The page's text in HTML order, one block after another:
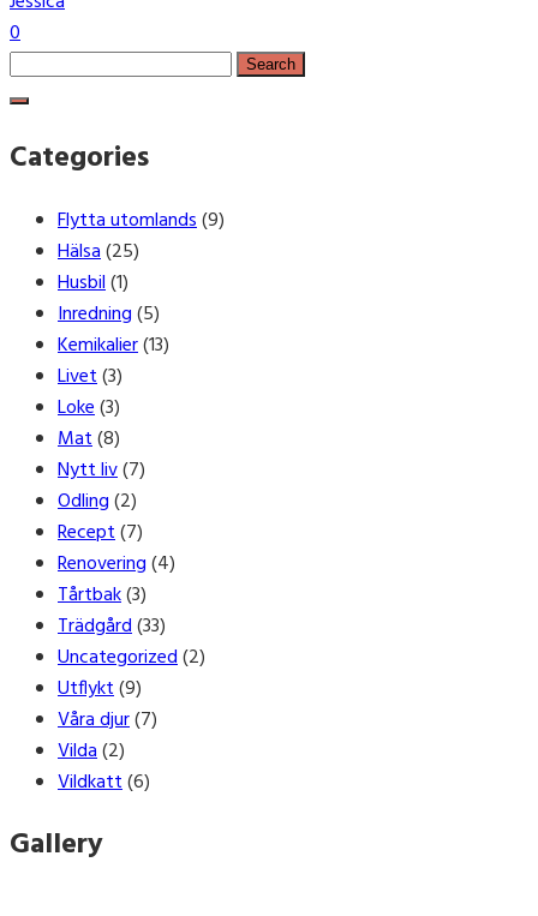
0
Search
for:
Categories
Flytta utomlands(9)
Hälsa(25)
Husbil(1)
Inredning(5)
Kemikalier(13)
Livet(3)
Loke(3)
Mat(8)
Nytt liv(7)
Odling(2)
Recept(7)
Renovering(4)
Tårtbak(3)
Trädgård(33)
Uncategorized(2)
Utflykt(9)
Våra djur(7)
Vilda(2)
Vildkatt(6)
Gallery